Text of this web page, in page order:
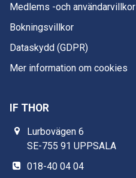
Medlems -och användarvillkor
Bokningsvillkor
Dataskydd (GDPR)
Mer information om cookies
IF THOR
Lurbovägen 6
SE-755 91 UPPSALA
018-40 04 04